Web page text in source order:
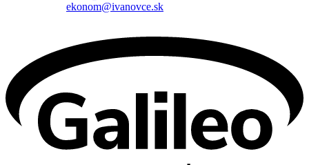
ekonom@ivanovce.sk